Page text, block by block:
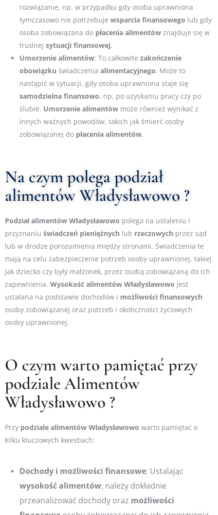
rozwiązanie, np. w przypadku gdy osoba uprawniona
tymczasowo nie potrzebuje wsparcia finansowego lub gdy
osoba zobowiązana do płacenia alimentów znajduje się w
trudnej sytuacji finansowej.
Umorzenie alimentów: To całkowite zakończenie
obowiązku świadczenia alimentacyjnego. Może to
nastąpić w sytuacji, gdy osoba uprawniona staje się
samodzielna finansowo, np. po uzyskaniu pracy czy po
ślubie. Umorzenie alimentów może również wynikać z
innych ważnych powodów, takich jak śmierć osoby
zobowiązanej do płacenia alimentów.
Na czym polega podział
alimentów Władysławowo ?
Podział alimentów Władysławowo polega na ustaleniu i
przyznaniu świadczeń pieniężnych lub rzeczowych przez sąd
lub w drodze porozumienia między stronami. Świadczenia te
mają na celu zabezpieczenie potrzeb osoby uprawnionej, takiej
jak dziecko czy były małżonek, przez osobą zobowiązaną do ich
zapewnienia. Wysokość alimentów Władysławowo jest
ustalana na podstawie dochodów i możliwości finansowych
osoby zobowiązanej oraz potrzeb i okoliczności życiowych
osoby uprawnionej.
O czym warto pamiętać przy
podziale Alimentów
Władysławowo ?
Przy podziale alimentów Władysławowo warto pamiętać o
kilku kluczowych kwestiach:
Dochody i możliwości finansowe: Ustalając
wysokośćalimentów, należy dokładnie
przeanalizować dochody oraz możliwości